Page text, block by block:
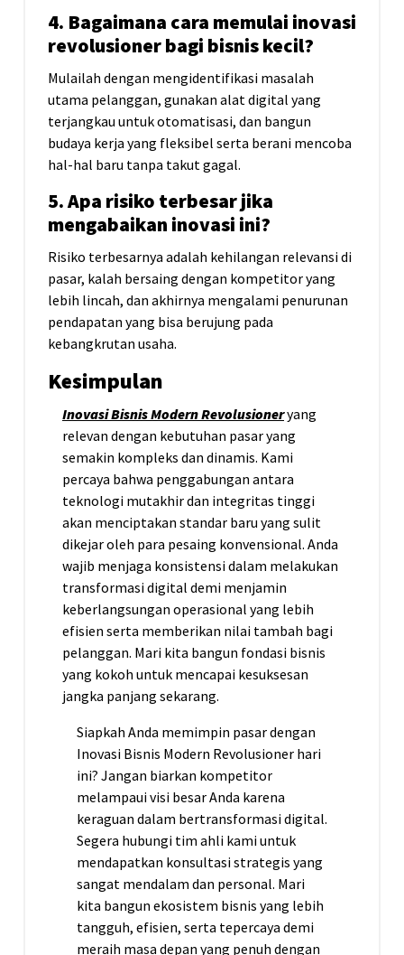
4. Bagaimana cara memulai inovasi
revolusioner bagi bisnis kecil?
Mulailah dengan mengidentifikasi masalah
utama pelanggan, gunakan alat digital yang
terjangkau untuk otomatisasi, dan bangun
budaya kerja yang fleksibel serta berani mencoba
hal-hal baru tanpa takut gagal.
5. Apa risiko terbesar jika
mengabaikan inovasi ini?
Risiko terbesarnya adalah kehilangan relevansi di
pasar, kalah bersaing dengan kompetitor yang
lebih lincah, dan akhirnya mengalami penurunan
pendapatan yang bisa berujung pada
kebangkrutan usaha.
Kesimpulan
Inovasi Bisnis Modern Revolusioneryang
relevan dengan kebutuhan pasar yang
semakin kompleks dan dinamis. Kami
percaya bahwa penggabungan antara
teknologi mutakhir dan integritas tinggi
akan menciptakan standar baru yang sulit
dikejar oleh para pesaing konvensional. Anda
wajib menjaga konsistensi dalam melakukan
transformasi digital demi menjamin
keberlangsungan operasional yang lebih
efisien serta memberikan nilai tambah bagi
pelanggan. Mari kita bangun fondasi bisnis
yang kokoh untuk mencapai kesuksesan
jangka panjang sekarang.
Siapkah Anda memimpin pasar dengan
Inovasi Bisnis Modern Revolusioner hari
ini? Jangan biarkan kompetitor
melampaui visi besar Anda karena
keraguan dalam bertransformasi digital.
Segera hubungi tim ahli kami untuk
mendapatkan konsultasi strategis yang
sangat mendalam dan personal. Mari
kita bangun ekosistem bisnis yang lebih
tangguh, efisien, serta tepercaya demi
meraih masa depan yang penuh dengan